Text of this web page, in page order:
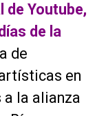
de Youtube,
de la
de
en
a la alianza